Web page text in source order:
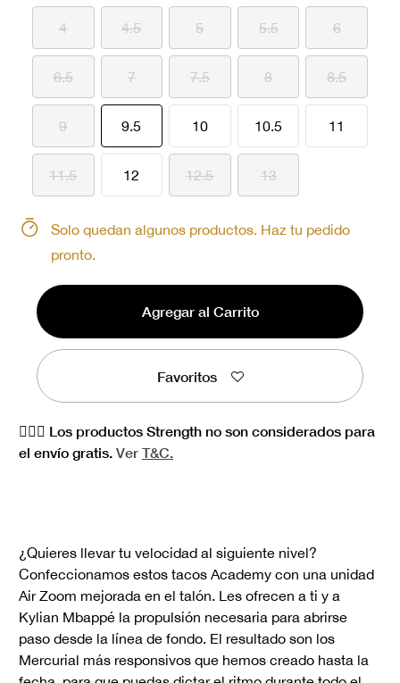
4 4.5 5 5.5 6
6.5 7 7.5 8 8.5
9 9.5seleccionado
10 10.5 11
11.5 12 12.5 13
Solo quedan algunos productos. Haz tu pedido
pronto.
Agregar al Carrito
Favoritos
🏋🏻‍♀️ Los productos Strength no son considerados para
el envío gratis. Ver T&C.
¿Quieres llevar tu velocidad al siguiente nivel?
Confeccionamos estos tacos Academy con una unidad
Air Zoom mejorada en el talón. Les ofrecen a ti y a
Kylian Mbappé la propulsión necesaria para abrirse
paso desde la línea de fondo. El resultado son los
Mercurial más responsivos que hemos creado hasta la